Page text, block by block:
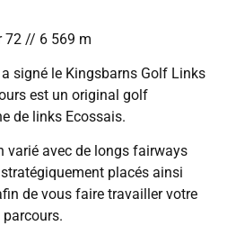
72 // 6 569 m
signé le Kingsbarns Golf Links
est un original golf
de links Ecossais.
varié avec de longs fairways
placés ainsi
de vous faire travailler votre